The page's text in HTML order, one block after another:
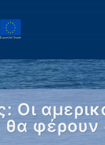
Οι
φέρουν